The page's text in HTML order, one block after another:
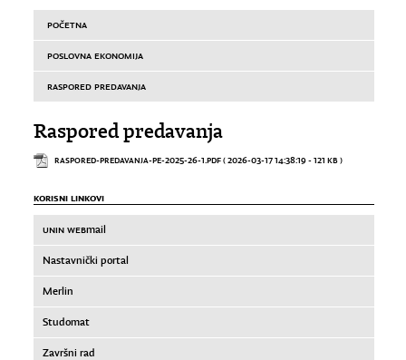
POČETNA
POSLOVNA EKONOMIJA
RASPORED PREDAVANJA
Raspored predavanja
RASPORED-PREDAVANJA-PE-2025-26-1.PDF( 2026-03-17 14:38:19 - 121 KB )
KORISNI LINKOVI
UNIN WEBmail
Nastavnički portal
Merlin
Studomat
Završni rad